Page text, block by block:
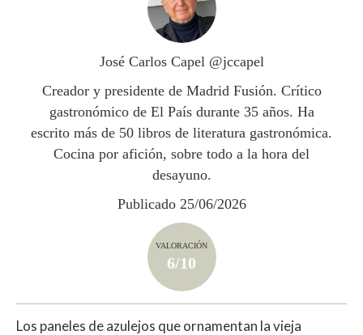
p k
p
ar
ti
r
José Carlos Capel @jccapel
Creador y presidente de Madrid Fusión. Crítico
gastronómico de El País durante 35 años. Ha
escrito más de 50 libros de literatura gastronómica.
Cocina por afición, sobre todo a la hora del
desayuno.
Publicado 25/06/2026
VALORACIÓN
6/10
Los paneles de azulejos que ornamentan la vieja